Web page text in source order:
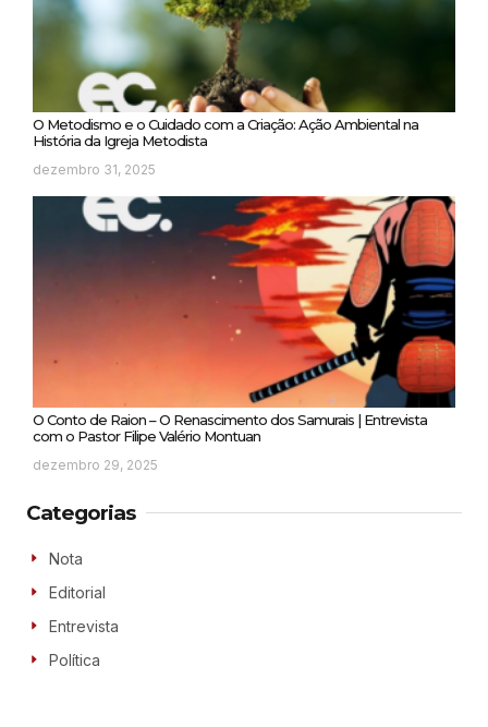
O Metodismo e o Cuidado com a Criação: Ação Ambiental na
História da Igreja Metodista
dezembro 31, 2025
O Conto de Raion – O Renascimento dos Samurais | Entrevista
com o Pastor Filipe Valério Montuan
dezembro 29, 2025
Categorias
Nota
Editorial
Entrevista
Política